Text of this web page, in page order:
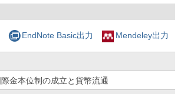
EndNote Basic出力 Mendeley出力
金本位制の成立と貨幣流通